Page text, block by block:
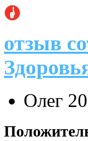
отзыв
Олег